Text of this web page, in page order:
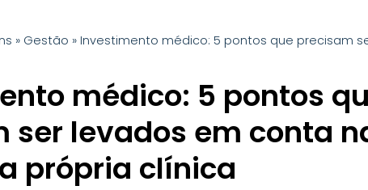
» Gestão » Investimento médico: 5 pontos que precisam
médico: 5 pontos
ser levados em conta
própria clínica